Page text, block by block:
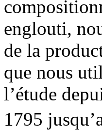
englouti,
de la
que nous
l’étude
1795